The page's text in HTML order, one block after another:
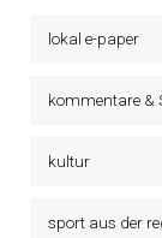
lokal e-paper
kommentare &
kultur
sport aus der